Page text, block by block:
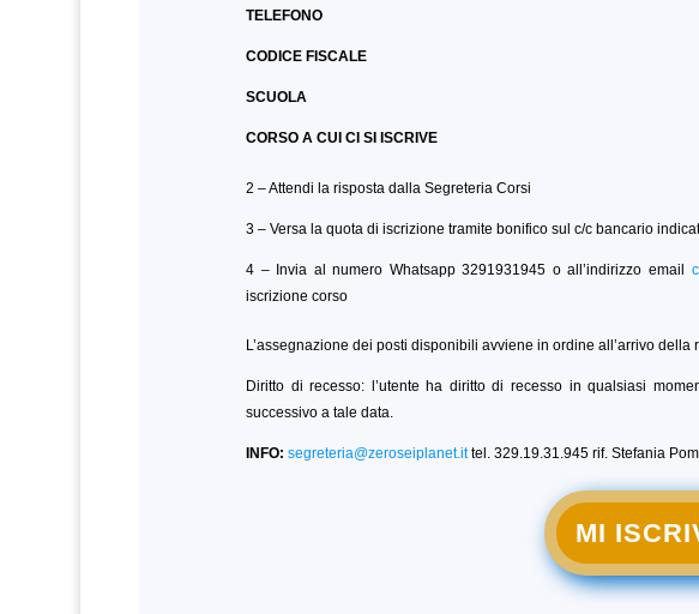
TELEFONO
CODICE FISCALE
SCUOLA
CORSO A CUI CI SI ISCRIVE
2 – Attendi la risposta dalla Segreteria Corsi
3 – Versa la quota di iscrizione tramite bonifico sul c/c bancario
4 – Invia al numero Whatsapp 3291931945 o all’indirizzo email
iscrizione corso
L’assegnazione dei posti disponibili avviene in ordine all’arrivo della
Diritto di recesso: l’utente ha diritto di recesso in qualsiasi
successivo a tale data.
INFO: segreteria@zeroseiplanet.ittel. 329.19.31.945 rif. Stefania
MI